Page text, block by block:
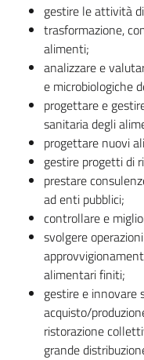
gestire le attività
trasformazione,
alimenti;
analizzare e
e microbiologiche
progettare e
sanitaria degli
progettare nuovi
gestire progetti di
prestare
ad enti pubblici;
controllare e
svolgere
alimentari finiti;
gestire e innovare
acquisto/
ristorazione
grande